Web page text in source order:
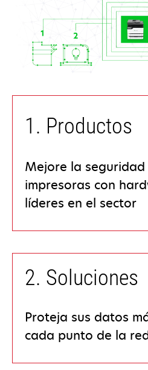
1. Productos
Mejore la seguridad
impresoras con
líderes en el sector
2. Soluciones
Proteja sus datos
cada punto de la